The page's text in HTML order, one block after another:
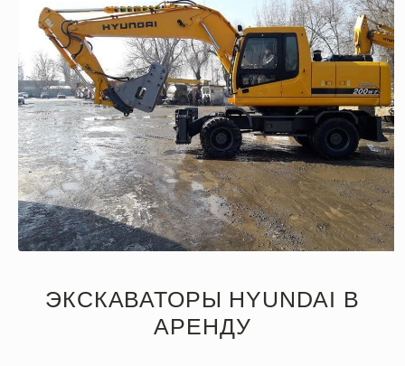
ЭКСКАВАТОРЫ HYUNDAI В
АРЕНДУ